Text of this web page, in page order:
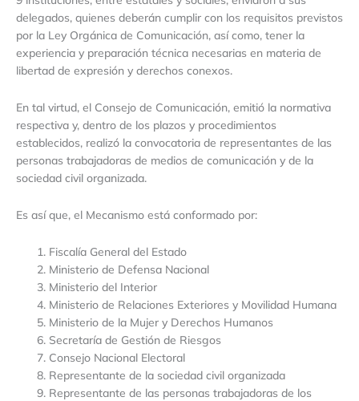
delegados, quienes deberán cumplir con los requisitos previstos
por la Ley Orgánica de Comunicación, así como, tener la
experiencia y preparación técnica necesarias en materia de
libertad de expresión y derechos conexos.
En tal virtud, el Consejo de Comunicación, emitió la normativa
respectiva y, dentro de los plazos y procedimientos
establecidos, realizó la convocatoria de representantes de las
personas trabajadoras de medios de comunicación y de la
sociedad civil organizada.
Es así que, el Mecanismo está conformado por:
Fiscalía General del Estado
Ministerio de Defensa Nacional
Ministerio del Interior
Ministerio de Relaciones Exteriores y Movilidad Humana
Ministerio de la Mujer y Derechos Humanos
Secretaría de Gestión de Riesgos
Consejo Nacional Electoral
Representante de la sociedad civil organizada
Representante de las personas trabajadoras de los